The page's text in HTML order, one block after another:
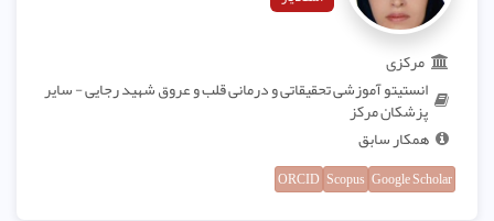
مرکزی
انستیتو آموزشی تحقیقاتی و درمانی قلب و عروق شهید رجایی - سایر
پزشکان مرکز
همکار سابق
Google Scholar
Scopus
ORCID